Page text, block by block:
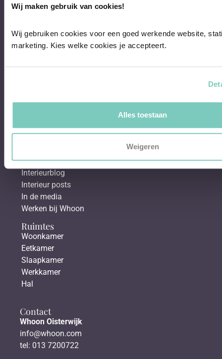
Wij maken gebruik van cookies!
Wij gebruiken cookies voor een goed werkende website,
marketing. Kies welke cookies je accepteert.
Alles toestaan
Weigeren
Behang & verf
Bestsellers
Hoekbanken
Eetkamerstoelen
Showroom
Shop the look
Interieurblog
Interieur posts
In de media
Werken bij Whoon
Ruimtes
Woonkamer
Eetkamer
Slaapkamer
Werkkamer
Hal
Contact
Whoon Oisterwijk
info@whoon.com
tel: 013 7200722